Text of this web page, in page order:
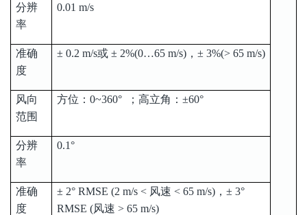
分辨
率
0.01 m/s
准确
度
± 0.2 m/s或 ± 2%(0…65 m/s)，± 3%(> 65 m/s)
风向
范围
方位：0~360° ；高立角：±60°
分辨
率
0.1°
准确
度
± 2° RMSE (2 m/s < 风速 < 65 m/s)，± 3°
RMSE (风速 > 65 m/s)